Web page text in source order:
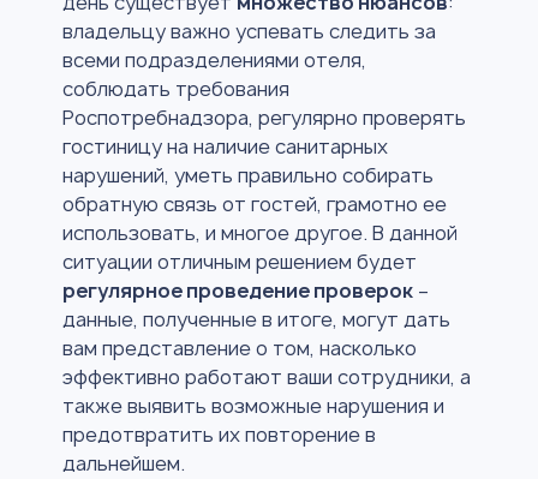
владельцу важно успевать следить за
всеми подразделениями отеля,
соблюдать требования
Роспотребнадзора, регулярно проверять
гостиницу на наличие санитарных
нарушений, уметь правильно собирать
обратную связь от гостей, грамотно ее
использовать, и многое другое. В данной
ситуации отличным решением будет
регулярное проведение проверок –
данные, полученные в итоге, могут дать
вам представление о том, насколько
эффективно работают ваши сотрудники, а
также выявить возможные нарушения и
предотвратить их повторение в
дальнейшем.